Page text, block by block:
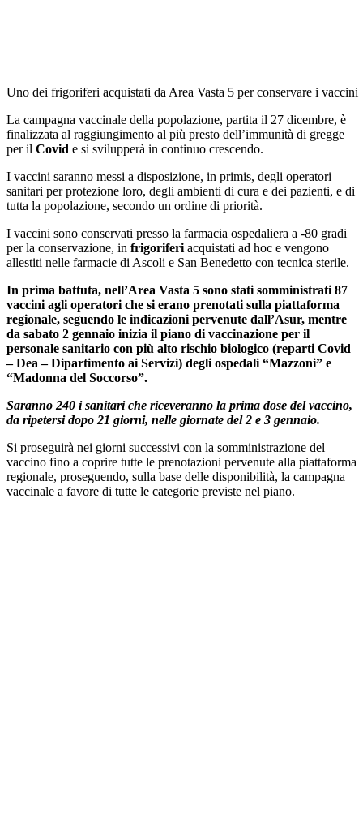
Uno dei frigoriferi acquistati da Area Vasta 5 per conservare i vaccini
La campagna vaccinale della popolazione, partita il 27 dicembre, è
finalizzata al raggiungimento al più presto dell’immunità di gregge
per il Covid e si svilupperà in continuo crescendo.
I vaccini saranno messi a disposizione, in primis, degli operatori
sanitari per protezione loro, degli ambienti di cura e dei pazienti, e di
tutta la popolazione, secondo un ordine di priorità.
I vaccini sono conservati presso la farmacia ospedaliera a -80 gradi
per la conservazione, in frigoriferi acquistati ad hoc e vengono
allestiti nelle farmacie di Ascoli e San Benedetto con tecnica sterile.
In prima battuta, nell’Area Vasta 5 sono stati somministrati 87
vaccini agli operatori che si erano prenotati sulla piattaforma
regionale, seguendo le indicazioni pervenute dall’Asur, mentre
da sabato 2 gennaio inizia il piano di vaccinazione per il
personale sanitario con più alto rischio biologico (reparti Covid
– Dea – Dipartimento ai Servizi) degli ospedali “Mazzoni” e
“Madonna del Soccorso”.
Saranno 240 i sanitari che riceveranno la prima dose del vaccino,
da ripetersi dopo 21 giorni, nelle giornate del 2 e 3 gennaio.
Si proseguirà nei giorni successivi con la somministrazione del
vaccino fino a coprire tutte le prenotazioni pervenute alla piattaforma
regionale, proseguendo, sulla base delle disponibilità, la campagna
vaccinale a favore di tutte le categorie previste nel piano.